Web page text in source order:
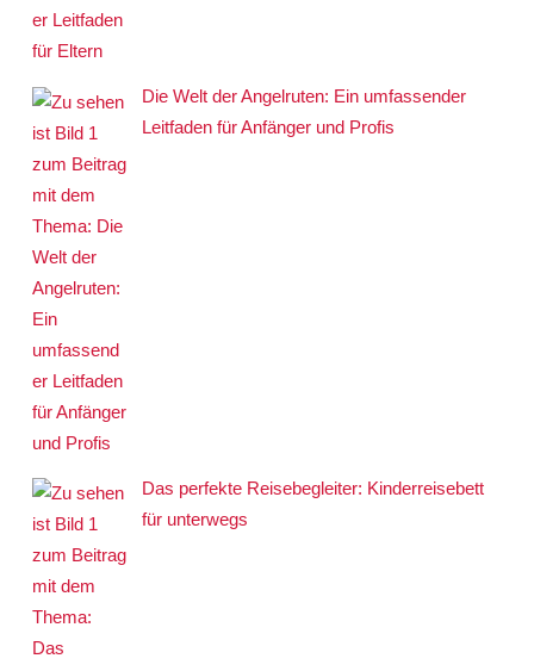
Die Welt der Angelruten: Ein umfassender
Leitfaden für Anfänger und Profis
Das perfekte Reisebegleiter: Kinderreisebett
für unterwegs